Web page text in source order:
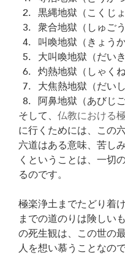
黒縄地獄（こくじ
衆合地獄（しゅご
叫喚地獄（きょう
大叫喚地獄（だい
灼熱地獄（しゃく
大焦熱地獄（だい
阿鼻地獄（あびじご
そして、仏教における
に行くためには、この
六道はある意味、苦し
くということは、一切
るのです。
極楽浄土までたどり着
までの道のりは険しい
の死生観は、この世の
人を想い慕うことなので